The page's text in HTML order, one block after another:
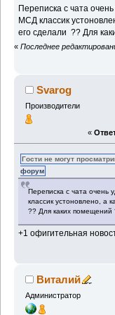
Переписка с чата
МСД классик
его сделали ?? Для
« Последнее
Svarog
Производители
«
Гости не могут
форум
Переписка с чата очень
классик устоновлено, а
?? Для каких помещений
+1 офигительная
Виталий
Администратор